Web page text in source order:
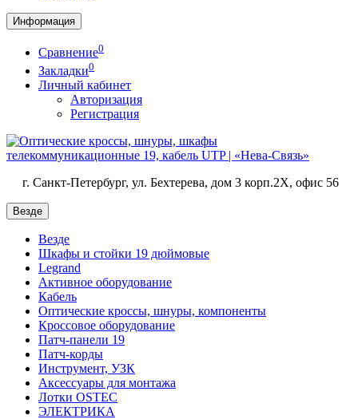
Информация
Сравнение0
Закладки0
Личный кабинет
Авторизация
Регистрация
г. Санкт-Петербург, ул. Бехтерева, дом 3 корп.2X, офис 56
Везде
Везде
Шкафы и стойки 19 дюймовые
Legrand
Активное оборудование
Кабель
Оптические кроссы, шнуры, компоненты
Кроссовое оборудование
Патч-панели 19
Патч-корды
Инструмент, УЗК
Аксессуары для монтажа
Лотки OSTEC
ЭЛЕКТРИКА